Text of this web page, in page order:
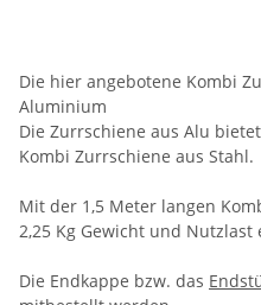
Die hier angebotene Kombi
Aluminium
Die Zurrschiene aus Alu
Kombi Zurrschiene aus Stahl.
Mit der 1,5 Meter langen
2,25 Kg Gewicht und Nutzlast
Die Endkappe bzw. das